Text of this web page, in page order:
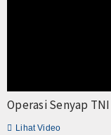
Operasi Senyap TNI
 Lihat Video